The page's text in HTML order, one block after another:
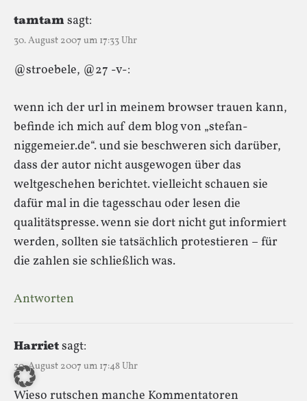
tamtamsagt:
30. August 2007 um 17:33 Uhr
@stroebele, @27 -v-:
wenn ich der url in meinem browser trauen kann,
befinde ich mich auf dem blog von „stefan-
niggemeier.de“. und sie beschweren sich darüber,
dass der autor nicht ausgewogen über das
weltgeschehen berichtet. vielleicht schauen sie
dafür mal in die tagesschau oder lesen die
qualitätspresse. wenn sie dort nicht gut informiert
werden, sollten sie tatsächlich protestieren – für
die zahlen sie schließlich was.
Antworten
Harrietsagt:
30. August 2007 um 17:48 Uhr
Wieso rutschen manche Kommentatoren